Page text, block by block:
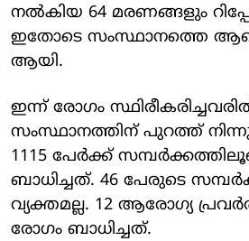
നല്‍കിയ 64 മരണങ്ങളും
ഇതോടെ സംസ്ഥാനത്തെ
ആയി.
ഇന്ന് രോഗം
സംസ്ഥാനത്തിന് പുറത്ത്
1115 പേര്‍ക്ക്
ബാധിച്ചത്. 46 പേരുടെ
വ്യക്തമല്ല. 12 ആരോഗ്യ
രോഗം ബാധിച്ചത്.